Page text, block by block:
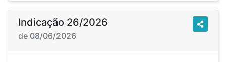
Indicação 26/2026
de 08/06/2026